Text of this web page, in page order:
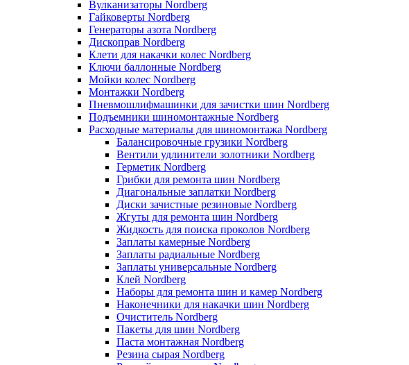
Вулканизаторы Nordberg
Гайковерты Nordberg
Генераторы азота Nordberg
Дископрав Nordberg
Клети для накачки колес Nordberg
Ключи баллонные Nordberg
Мойки колес Nordberg
Монтажки Nordberg
Пневмошлифмашинки для зачистки шин Nordberg
Подъемники шиномонтажные Nordberg
Расходные материалы для шиномонтажа Nordberg
Балансировочные грузики Nordberg
Вентили удлинители золотники Nordberg
Герметик Nordberg
Грибки для ремонта шин Nordberg
Диагональные заплатки Nordberg
Диски зачистные резиновые Nordberg
Жгуты для ремонта шин Nordberg
Жидкость для поиска проколов Nordberg
Заплаты камерные Nordberg
Заплаты радиальные Nordberg
Заплаты универсальные Nordberg
Клей Nordberg
Наборы для ремонта шин и камер Nordberg
Наконечники для накачки шин Nordberg
Очиститель Nordberg
Пакеты для шин Nordberg
Паста монтажная Nordberg
Резина сырая Nordberg